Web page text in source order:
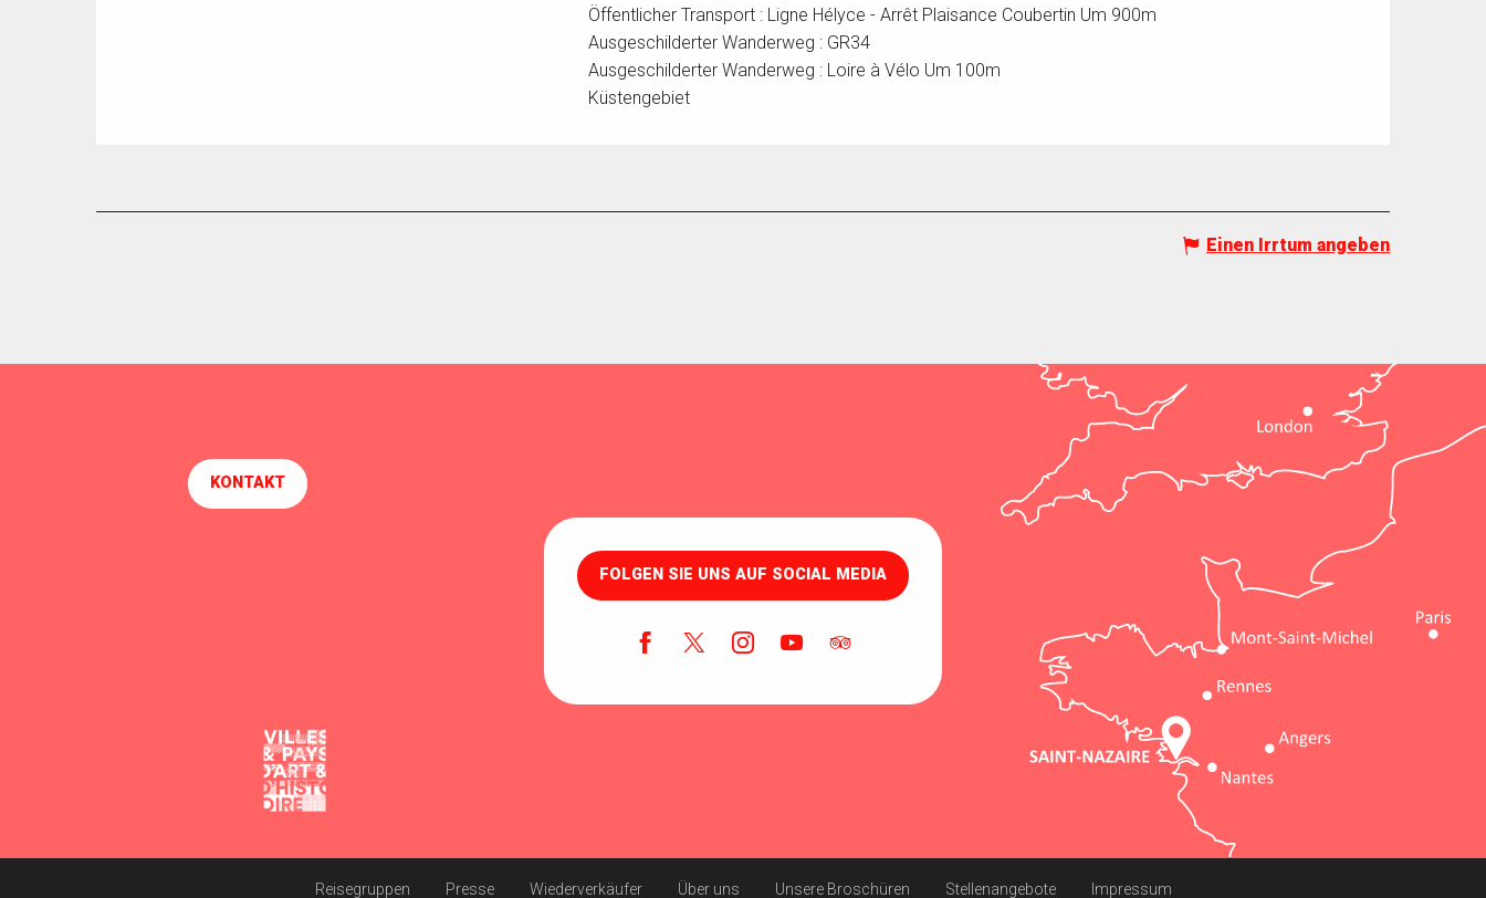
Öffentlicher Transport : Ligne Hélyce - Arrêt Plaisance Coubertin Um 900m
Ausgeschilderter Wanderweg : GR34
Ausgeschilderter Wanderweg : Loire à Vélo Um 100m
Küstengebiet
Einen Irrtum angeben
KONTAKT
FOLGEN SIE UNS AUF SOCIAL MEDIA
Reisegruppen Presse Wiederverkäufer Über uns Unsere Broschüren Stellenangebote Impressum